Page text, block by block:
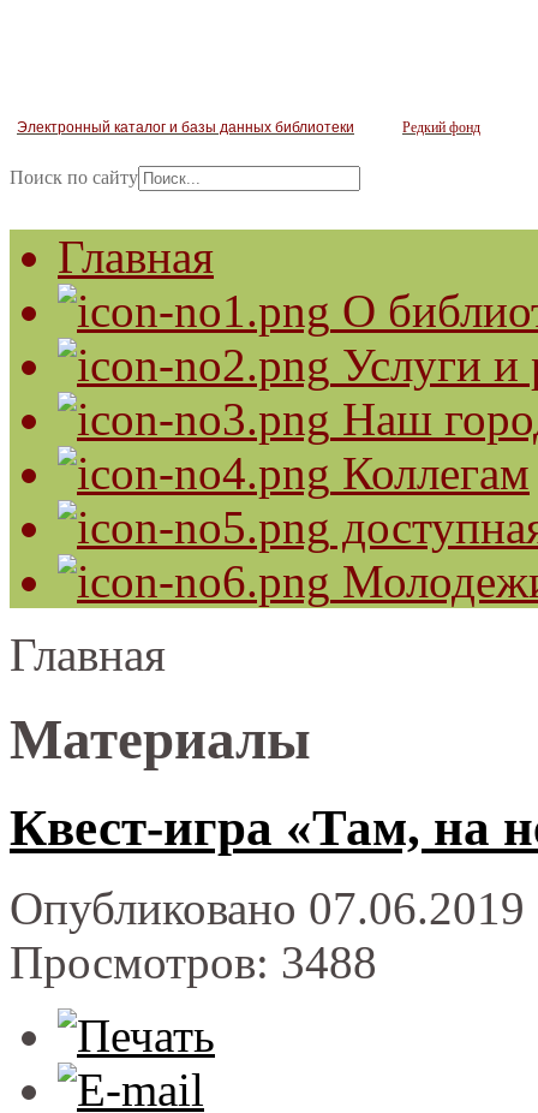
Электронный каталог и базы данных библиотеки Редкий фонд
Поиск по сайту
Главная
О
Услуги и
Наш
Коллегам
Главная
Материалы
Квест-игра «Там, на
Опубликовано 07.06.2019
Просмотров: 3488